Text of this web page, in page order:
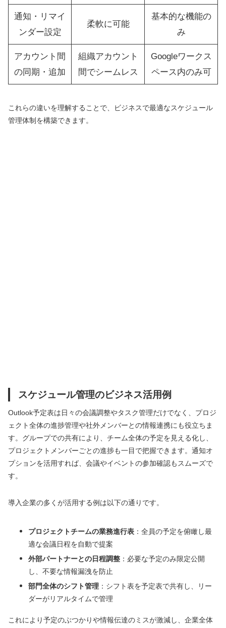
通知・リマイ
ンダー設定
柔軟に可能
基本的な機能の
み
アカウント間
の同期・追加
組織アカウント
間でシームレス
Googleワークス
ペース内のみ可
これらの違いを理解することで、ビジネスで最適なスケジュール
管理体制を構築できます。
スケジュール管理のビジネス活用例
Outlook予定表は日々の会議調整やタスク管理だけでなく、プロジ
ェクト全体の進捗管理や社外メンバーとの情報連携にも役立ちま
す。グループでの共有により、チーム全体の予定を見える化し、
プロジェクトメンバーごとの進捗も一目で把握できます。通知オ
プションを活用すれば、会議やイベントの参加確認もスムーズで
す。
導入企業の多くが活用する例は以下の通りです。
プロジェクトチームの業務進行表 ：全員の予定を俯瞰し最
適な会議日程を自動で提案
外部パートナーとの日程調整 ：必要な予定のみ限定公開
し、不要な情報漏洩を防止
部門全体のシフト管理 ：シフト表を予定表で共有し、リー
ダーがリアルタイムで管理
これにより予定のぶつかりや情報伝達のミスが激減し、企業全体